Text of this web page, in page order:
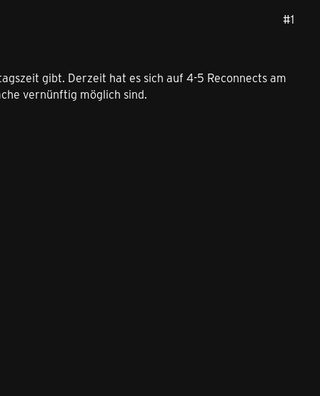
#1
gibt. Derzeit hat es sich auf 4-5 Reconnects am
vernünftig möglich sind.